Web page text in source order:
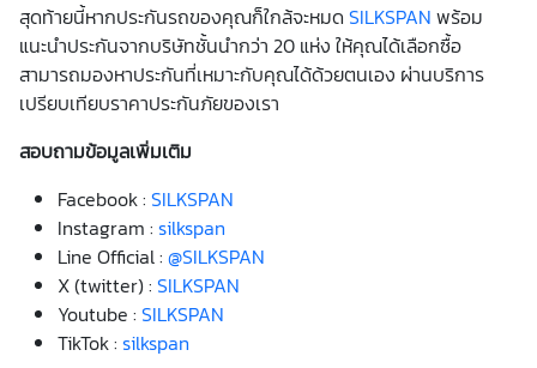
สุดท้ายนี้หากประกันรถของคุณก็ใกล้จะหมด SILKSPAN พร้อม
แนะนำประกันจากบริษัทชั้นนำกว่า 20 แห่ง ให้คุณได้เลือกซื้อ
สามารถมองหาประกันที่เหมาะกับคุณได้ด้วยตนเอง ผ่านบริการ
เปรียบเทียบราคาประกันภัยของเรา
สอบถามข้อมูลเพิ่มเติม
Facebook : SILKSPAN
Instagram : silkspan
Line Official : @SILKSPAN
X (twitter) : SILKSPAN
Youtube : SILKSPAN
TikTok : silkspan